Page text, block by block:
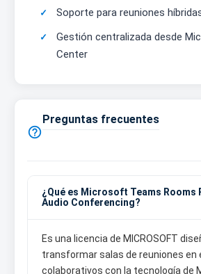
Soporte para reuniones
Gestión centralizada desde
Center

Preguntas frecuentes
¿Qué es Microsoft Teams Rooms
Audio Conferencing?
Es una licencia de MICROSOFT
transformar salas de reuniones en
colaborativos con la tecnología de